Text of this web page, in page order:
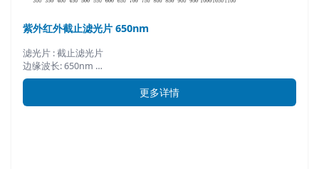
紫外红外截止滤光片 650nm
滤光片 : 截止滤光片
边缘波长: 650nm …
更多详情